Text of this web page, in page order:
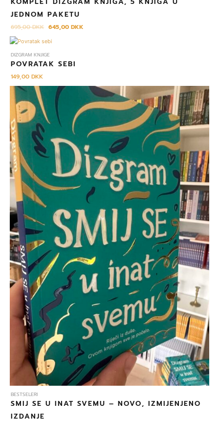
JEDNOM PAKETU
695,00DKK 645,00DKK
DIZGRAM KNJIGE
POVRATAK SEBI
149,00DKK
BESTSELERI
SMIJ SE U INAT SVEMU – NOVO, IZMIJENJENO
IZDANJE